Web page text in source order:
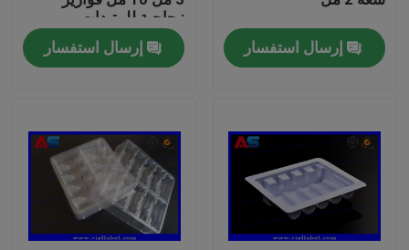
بيت
معلومات عنا
جولة في المعمل
إرسال استفسار
زجاجية للببتيدات
إرسال استفسار